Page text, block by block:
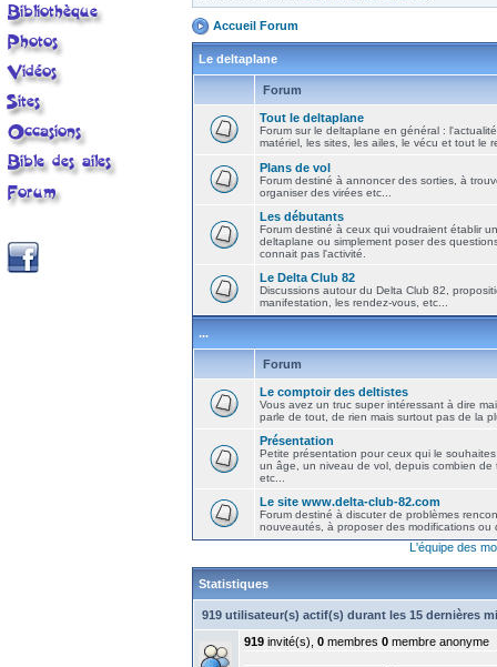
Accueil Forum
Le deltaplane
Forum
Tout le deltaplane
Forum sur le deltaplane en général :
matériel, les sites, les ailes, le vécu et tout le
Plans de vol
Forum destiné à annoncer des sorties, à
organiser des virées etc...
Les débutants
Forum destiné à ceux qui voudraient établir
deltaplane ou simplement poser des
connait pas l'activité.
Le Delta Club 82
Discussions autour du Delta Club 82,
manifestation, les rendez-vous, etc...
...
Forum
Le comptoir des deltistes
Vous avez un truc super intéressant à dire
parle de tout, de rien mais surtout pas de la
Présentation
Petite présentation pour ceux qui le
un âge, un niveau de vol, depuis combien de
etc...
Le site www.delta-club-82.com
Forum destiné à discuter de problèmes
nouveautés, à proposer des modifications ou
L'équipe des
Statistiques
919 utilisateur(s) actif(s) durant les 15 dernières
919 invité(s), 0 membres 0 membre anonyme